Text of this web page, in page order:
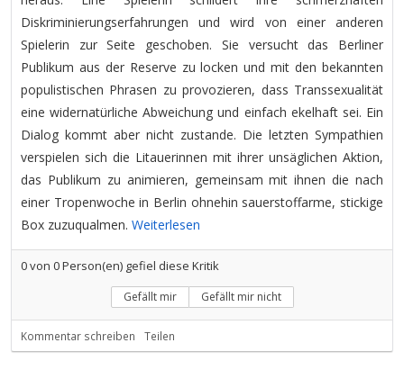
Diskriminierungserfahrungen und wird von einer anderen
Spielerin zur Seite geschoben. Sie versucht das Berliner
Publikum aus der Reserve zu locken und mit den bekannten
populistischen Phrasen zu provozieren, dass Transsexualität
eine widernatürliche Abweichung und einfach ekelhaft sei. Ein
Dialog kommt aber nicht zustande. Die letzten Sympathien
verspielen sich die Litauerinnen mit ihrer unsäglichen Aktion,
das Publikum zu animieren, gemeinsam mit ihnen die nach
einer Tropenwoche in Berlin ohnehin sauerstoffarme, stickige
Box zuzuqualmen. Weiterlesen
0von 0Person(en) gefiel diese Kritik
Gefällt mir Gefällt mir nicht
Kommentar schreiben Teilen